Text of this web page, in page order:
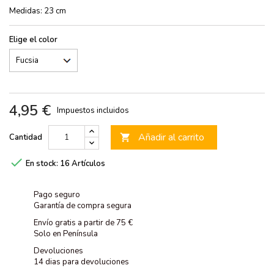
Medidas: 23 cm
Elige el color
4,95 € Impuestos incluidos
Cantidad  Añadir al carrito
 En stock: 16 Artículos
Pago seguro
Garantía de compra segura
Envío gratis a partir de 75 €
Solo en Península
Devoluciones
14 dias para devoluciones